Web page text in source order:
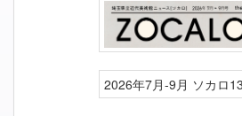
2026年7月-9月 ソカロ